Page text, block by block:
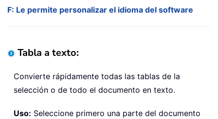
F: Le permite personalizar el idioma del software
Tabla a texto:
Convierte rápidamente todas las tablas de la
selección o de todo el documento en texto.
Uso: Seleccione primero una parte del documento